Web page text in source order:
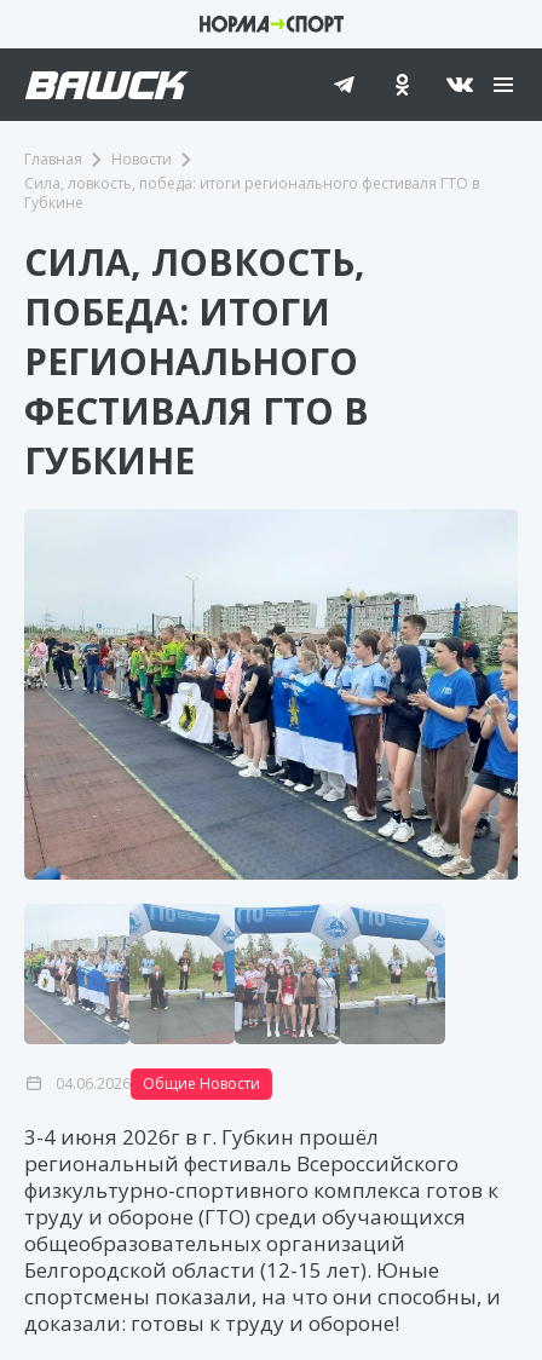
Главная
Новости
Сила, ловкость, победа: итоги регионального фестиваля ГТО в
Губкине
СИЛА, ЛОВКОСТЬ,
ПОБЕДА: ИТОГИ
РЕГИОНАЛЬНОГО
ФЕСТИВАЛЯ ГТО В
ГУБКИНЕ
04.06.2026 Общие Новости
3-4 июня 2026г в г. Губкин прошёл
региональный фестиваль Всероссийского
физкультурно-спортивного комплекса готов к
труду и обороне (ГТО) среди обучающихся
общеобразовательных организаций
Белгородской области (12-15 лет). Юные
спортсмены показали, на что они способны, и
доказали: готовы к труду и обороне!